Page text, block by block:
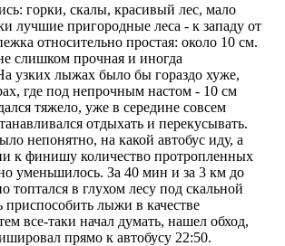
горки, скалы, красивый лес, мало
лучшие пригородные леса - к западу от
относительно простая: около 10 см.
слишком прочная и иногда
узких лыжах было бы гораздо хуже,
где под непрочным настом - 10 см
тяжело, уже в середине совсем
отдыхать и перекусывать.
непонятно, на какой автобус иду, а
к финишу количество протропленных
уменьшилось. За 40 мин и за 3 км до
топтался в глухом лесу под скальной
приспособить лыжи в качестве
все-таки начал думать, нашел обход,
прямо к автобусу 22:50.